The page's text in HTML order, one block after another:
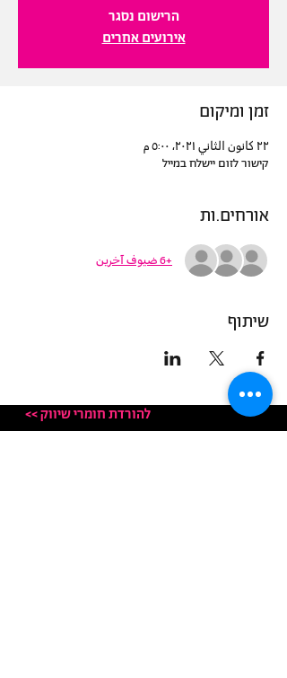
הרישום נסגר
אירועים אחרים
זמן ומיקום
٢٢ كانون الثاني ٢٠٢١، ٥:٠٠ م
קישור לזום יישלח במייל
אורחים.ות
+6 ضيوف آخرين
שיתוף
<< להורדת חומרי שיווק